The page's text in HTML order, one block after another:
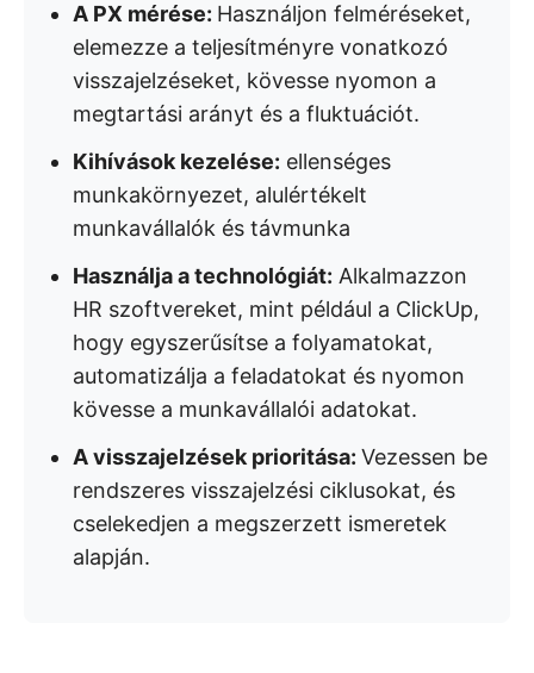
A PX mérése: Használjon felméréseket,
elemezze a teljesítményre vonatkozó
visszajelzéseket, kövesse nyomon a
megtartási arányt és a fluktuációt.
Kihívások kezelése: ellenséges
munkakörnyezet, alulértékelt
munkavállalók és távmunka
Használja a technológiát: Alkalmazzon
HR szoftvereket, mint például a ClickUp,
hogy egyszerűsítse a folyamatokat,
automatizálja a feladatokat és nyomon
kövesse a munkavállalói adatokat.
A visszajelzések prioritása: Vezessen be
rendszeres visszajelzési ciklusokat, és
cselekedjen a megszerzett ismeretek
alapján.